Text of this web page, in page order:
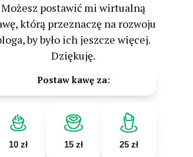
Możesz postawić mi wirtualną
którą przeznaczę na rozwoju
by było ich jeszcze więcej.
Dziękuję.
Postaw kawę za:
10 zł 15 zł 25 zł